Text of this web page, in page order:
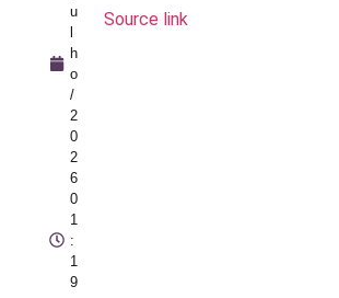
u
h
o
/
2
0
2
6
0
1
:
1
9
Source link